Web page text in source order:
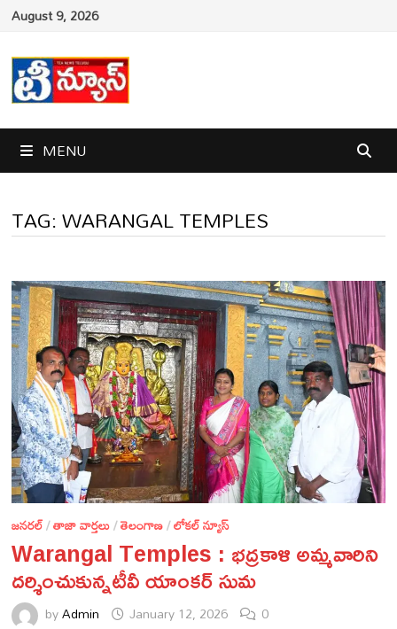
Skip
content
August 9, 2026
MENU
TAG:WARANGAL TEMPLES
జనరల్/తాజా వార్తలు/తెలంగాణ/లోకల్ న్యూస్
Warangal Temples : భద్రకాళి అమ్మవారిని
దర్శించుకున్నటీవీ యాంకర్ సుమ
byAdmin January 12, 2026 0